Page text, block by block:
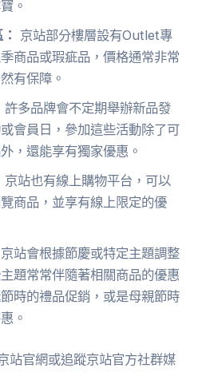
。
京站部分樓層設有Outlet專
商品或瑕疵品，價格通常非常
有保障。
許多品牌會不定期舉辦新品發
會員日，參加這些活動除了可
，還能享有獨家優惠。
京站也有線上購物平台，可以
商品，並享有線上限定的優
京站會根據節慶或特定主題調整
題常常伴隨著相關商品的優惠
時的禮品促銷，或是母親節時
。
站官網或追蹤京站官方社群媒